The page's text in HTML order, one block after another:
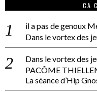
CA
il a pas de genoux
Dans le vortex des
Dans le vortex des
PACÔME
La séance d’Hip